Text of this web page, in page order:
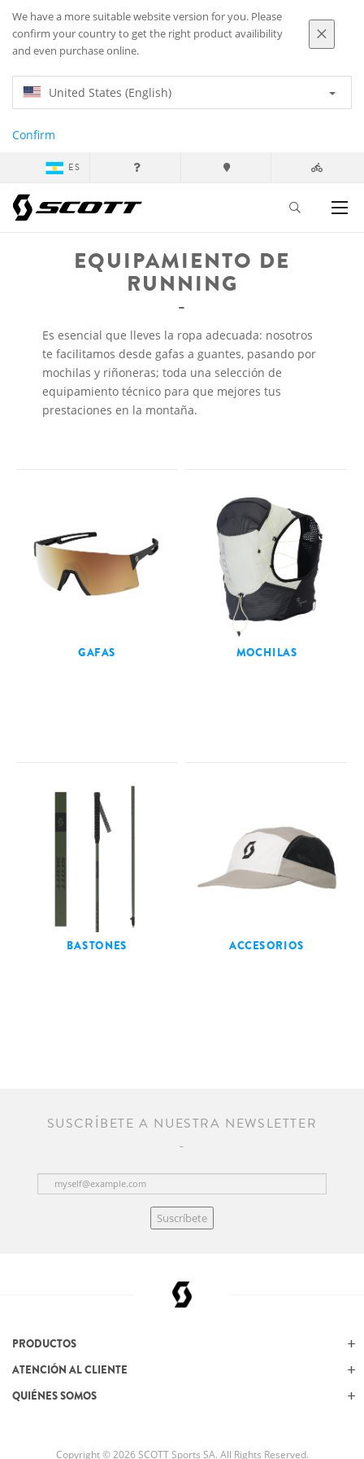
We have a more suitable website version for you. Please
confirm your country to get the right product availibility
and even purchase online.
United States (English)
Confirm
ES
EQUIPAMIENTO DE
RUNNING
Es esencial que lleves la ropa adecuada: nosotros
te facilitamos desde gafas a guantes, pasando por
mochilas y riñoneras; toda una selección de
equipamiento técnico para que mejores tus
prestaciones en la montaña.
GAFAS MOCHILAS
BASTONES ACCESORIOS
SUSCRÍBETE A NUESTRA NEWSLETTER
Suscríbete
PRODUCTOS
ATENCIÓN AL CLIENTE
QUIÉNES SOMOS
Copyright © 2026 SCOTT Sports SA. All Rights Reserved.